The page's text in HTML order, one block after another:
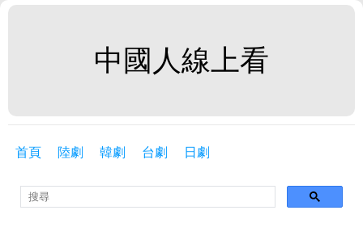
中國人線上看
首頁 陸劇 韓劇 台劇 日劇